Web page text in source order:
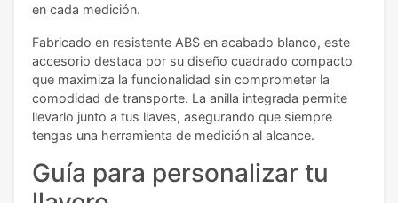
en cada medición.
Fabricado en resistente ABS en acabado blanco, este
accesorio destaca por su diseño cuadrado compacto
que maximiza la funcionalidad sin comprometer la
comodidad de transporte. La anilla integrada permite
llevarlo junto a tus llaves, asegurando que siempre
tengas una herramienta de medición al alcance.
Guía para personalizar tu